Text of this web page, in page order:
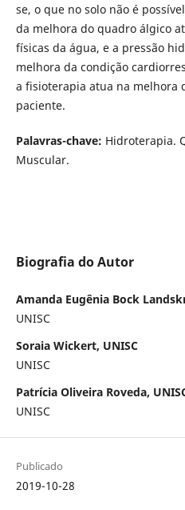
se, o que no solo não é
da melhora do quadro álgico
físicas da água, e a pressão
melhora da condição
a fisioterapia atua na melhora
paciente.
Palavras-chave: Hidroterapia.
Muscular.
Biografia do Autor
Amanda Eugênia Bock
UNISC
Soraia Wickert, UNISC
UNISC
Patrícia Oliveira Roveda,
UNISC
Publicado
2019-10-28